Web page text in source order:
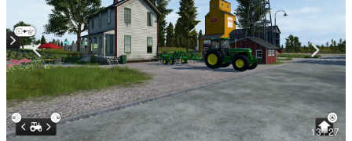
具体的な形から解き明かしていく、硬派で骨太な評論連載
です。
ゲームが変えた日本語
「経験値」「裏技」「ラスボス」… ゲームにまつわる言葉
の起源や用法の変遷を、コンピューター文化史研究家・タ
イニーP氏が徹底調査。
カテゴリ
13 / 27